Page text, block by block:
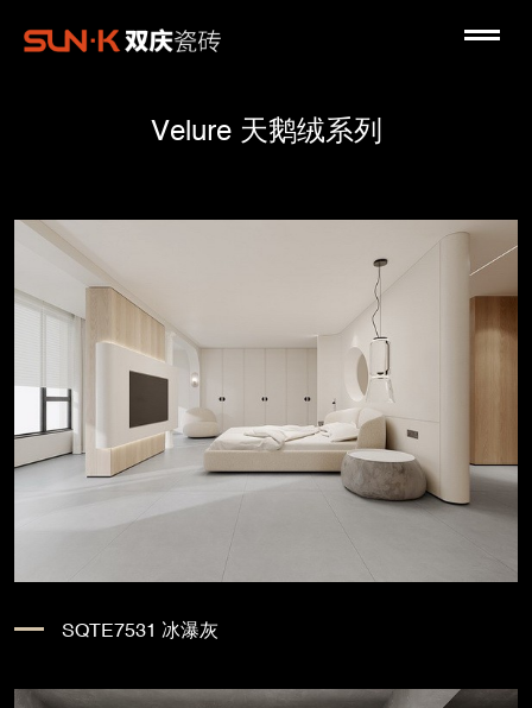
Velure 天鹅绒系列
SQTE7531 冰瀑灰